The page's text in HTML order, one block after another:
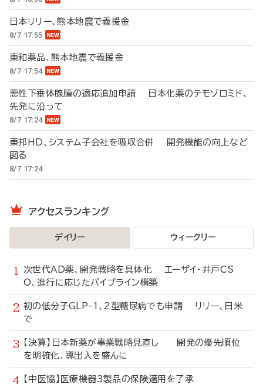
日本リリー、熊本地震で義援金
8/7 17:55
東和薬品、熊本地震で義援金
8/7 17:54
悪性下垂体腺腫の適応追加申請 日本化薬のテモゾロミド、
先発に沿って
8/7 17:24
東邦HD、システム子会社を吸収合併 開発機能の向上など
図る
8/7 17:24
アクセスランキング
デイリー ウィークリー
次世代AD薬、開発戦略を具体化 エーザイ・井戸CS
O、進行に応じたパイプライン構築
初の低分子GLP-1、2型糖尿病でも申請 リリー、日米
で
【決算】日本新薬が事業戦略見直し 開発の優先順位
を明確化、導出入を盛んに
【中医協】医療機器3製品の保険適用を了承